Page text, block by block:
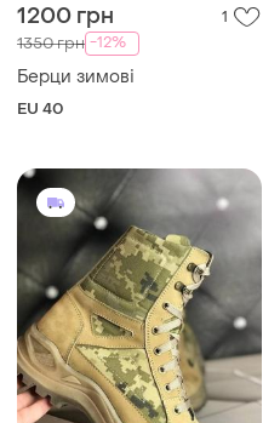
1200 грн 1
1350 грн -12%
Берци зимові
EU 40